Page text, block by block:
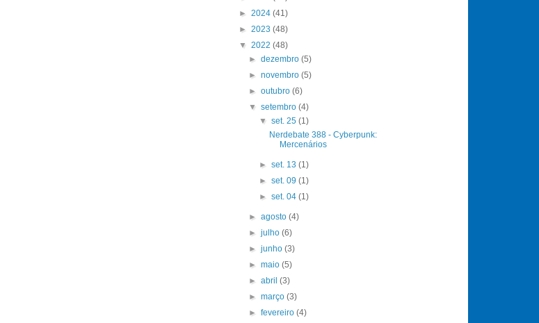
► 2024 (41)
► 2023 (48)
▼ 2022 (48)
►dezembro(5)
►novembro(5)
►outubro(6)
▼setembro(4)
▼ set. 25 (1)
Nerdebate 388 - Cyberpunk:
Mercenários
► set. 13 (1)
► set. 09 (1)
► set. 04 (1)
►agosto(4)
►julho(6)
►junho(3)
►maio(5)
►abril(3)
►março(3)
►fevereiro(4)